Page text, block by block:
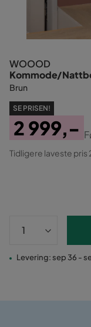
WOOOD
Kommode/
Brun
SE PRISEN!
Pris
2 999,-
Original
Tidligere laveste pris
Levering: sep 36 -